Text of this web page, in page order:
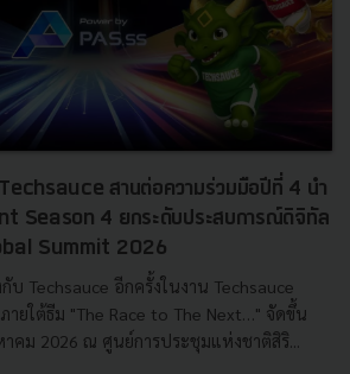
สานต่อความร่วมมือปีที่ 4 นำ
Season 4 ยกระดับประสบการณ์ดิจิทัล
Summit 2026
บ Techsauce อีกครั้งในงาน Techsauce
ายใต้ธีม "The Race to The Next…" จัดขึ้น
าคม 2026 ณ ศูนย์การประชุมแห่งชาติสิริ...